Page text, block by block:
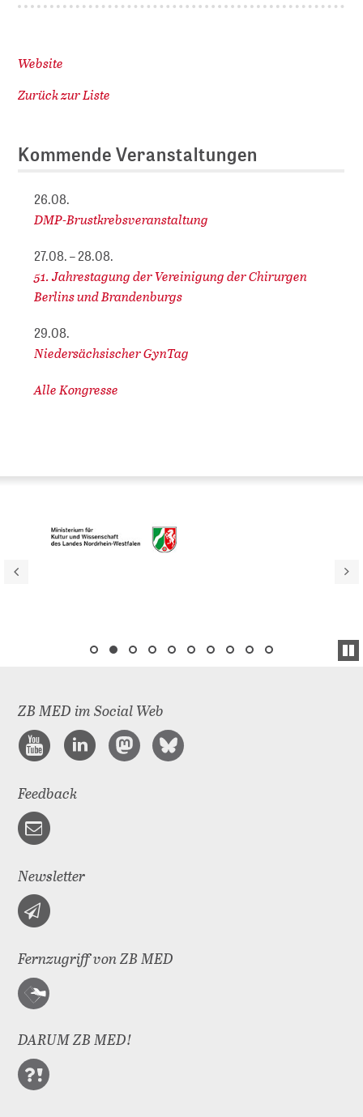
Website
Zurück zur Liste
Kommende Veranstaltungen
26.08.
DMP-Brustkrebsveranstaltung
27.08. – 28.08.
51. Jahrestagung der Vereinigung der Chirurgen
Berlins und Brandenburgs
29.08.
Niedersächsischer GynTag
Alle Kongresse
ZB MED im Social Web
Feedback
Newsletter
Fernzugriff von ZB MED
DARUM ZB MED!